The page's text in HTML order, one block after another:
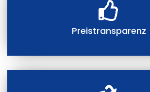
Preistransparenz